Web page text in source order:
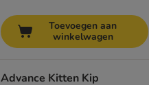
Toevoegen aan
winkelwagen
Advance Kitten Kip